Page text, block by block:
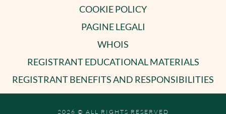
COOKIE POLICY
PAGINE LEGALI
WHOIS
REGISTRANT EDUCATIONAL MATERIALS
REGISTRANT BENEFITS AND RESPONSIBILITIES
2026 © ALL RIGHTS RESERVED